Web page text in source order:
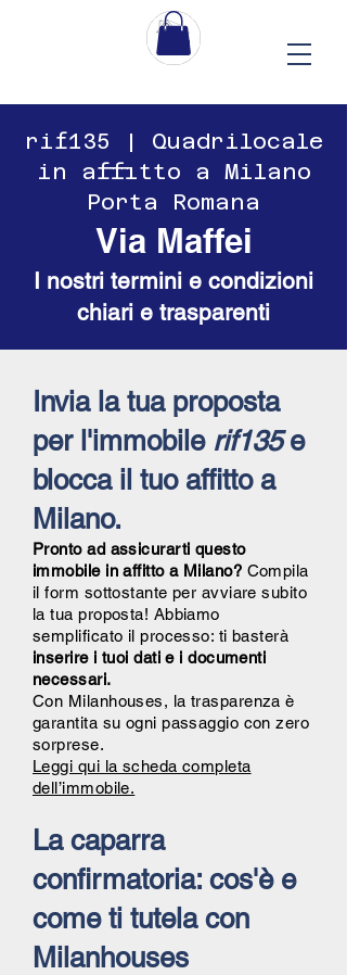
​​rif135 | Quadrilocale
in affitto a Milano
Porta Romana
Via Maffei
I nostri termini e condizioni
chiari e trasparenti
Invia la tua proposta
per l'immobile rif135e
blocca il tuo affitto a
Milano.
Pronto ad assicurarti questo
immobile in affitto a Milano? Compila
il form sottostante per avviare subito
la tua proposta! Abbiamo
semplificato il processo: ti basterà
inserire i tuoi dati e i documenti
necessari.
Con Milanhouses, la trasparenza è
garantita su ogni passaggio con zero
sorprese.
Leggi qui la scheda completa
dell’immobile.
La caparra
confirmatoria: cos'è e
come ti tutela con
Milanhouses